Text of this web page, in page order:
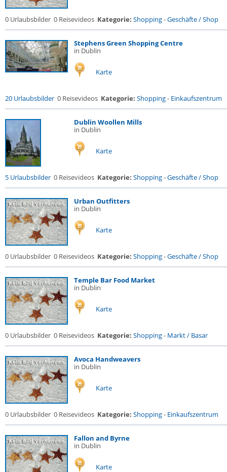
0 Urlaubsbilder 0 Reisevideos Kategorie: Shopping-Geschäfte / Shop
Stephens Green Shopping Centre
in Dublin
Karte
20 Urlaubsbilder 0 Reisevideos Kategorie: Shopping- Einkaufszentrum
Dublin Woollen Mills
in Dublin
Karte
5 Urlaubsbilder 0 Reisevideos Kategorie: Shopping-Geschäfte / Shop
Urban Outfitters
in Dublin
Karte
0 Urlaubsbilder 0 Reisevideos Kategorie: Shopping-Geschäfte / Shop
Temple Bar Food Market
in Dublin
Karte
0 Urlaubsbilder 0 Reisevideos Kategorie: Shopping- Markt / Basar
Avoca Handweavers
in Dublin
Karte
0 Urlaubsbilder 0 Reisevideos Kategorie: Shopping- Einkaufszentrum
Fallon and Byrne
in Dublin
Karte